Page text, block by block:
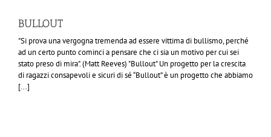
BULLOUT
"Si prova una vergogna tremenda ad essere vittima di bullismo, perché
ad un certo punto cominci a pensare che ci sia un motivo per cui sei
stato preso di mira". (Matt Reeves) "Bullout" Un progetto per la crescita
di ragazzi consapevoli e sicuri di sé “Bullout” è un progetto che abbiamo
[...]